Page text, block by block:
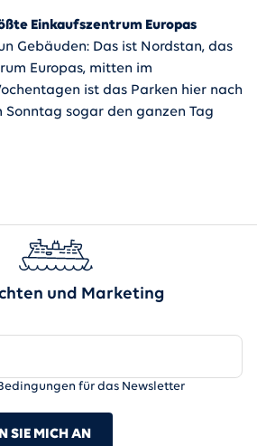
Einkaufszentrum Europas
Gebäuden: Das ist Nordstan, das
Europas, mitten im
ist das Parken hier nach
Sonntag sogar den ganzen Tag
und Marketing
für das Newsletter
SIE MICH AN